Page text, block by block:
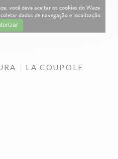
você deve aceitar os cookies do Waze
dados de navegação e localização.
LA COUPOLE